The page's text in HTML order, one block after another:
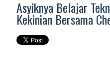
Asyiknya Belajar
Kekinian Bersama